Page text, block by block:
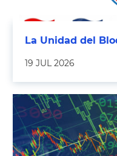
La Unidad del
19 JUL 2026